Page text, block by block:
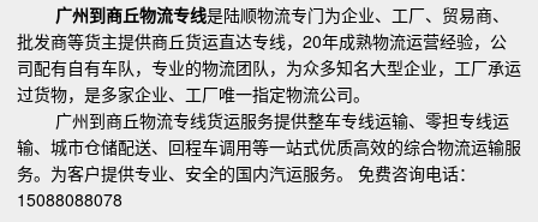
广州到商丘物流专线是陆顺物流专门为企业、工厂、贸易商、
批发商等货主提供商丘货运直达专线，20年成熟物流运营经验，公
司配有自有车队，专业的物流团队，为众多知名大型企业，工厂承运
过货物，是多家企业、工厂唯一指定物流公司。
广州到商丘物流专线货运服务提供整车专线运输、零担专线运
输、城市仓储配送、回程车调用等一站式优质高效的综合物流运输服
务。为客户提供专业、安全的国内汽运服务。 免费咨询电话：
15088088078